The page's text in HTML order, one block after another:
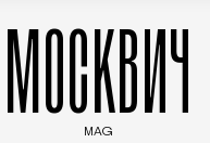
МОСКВИЧ
MAG